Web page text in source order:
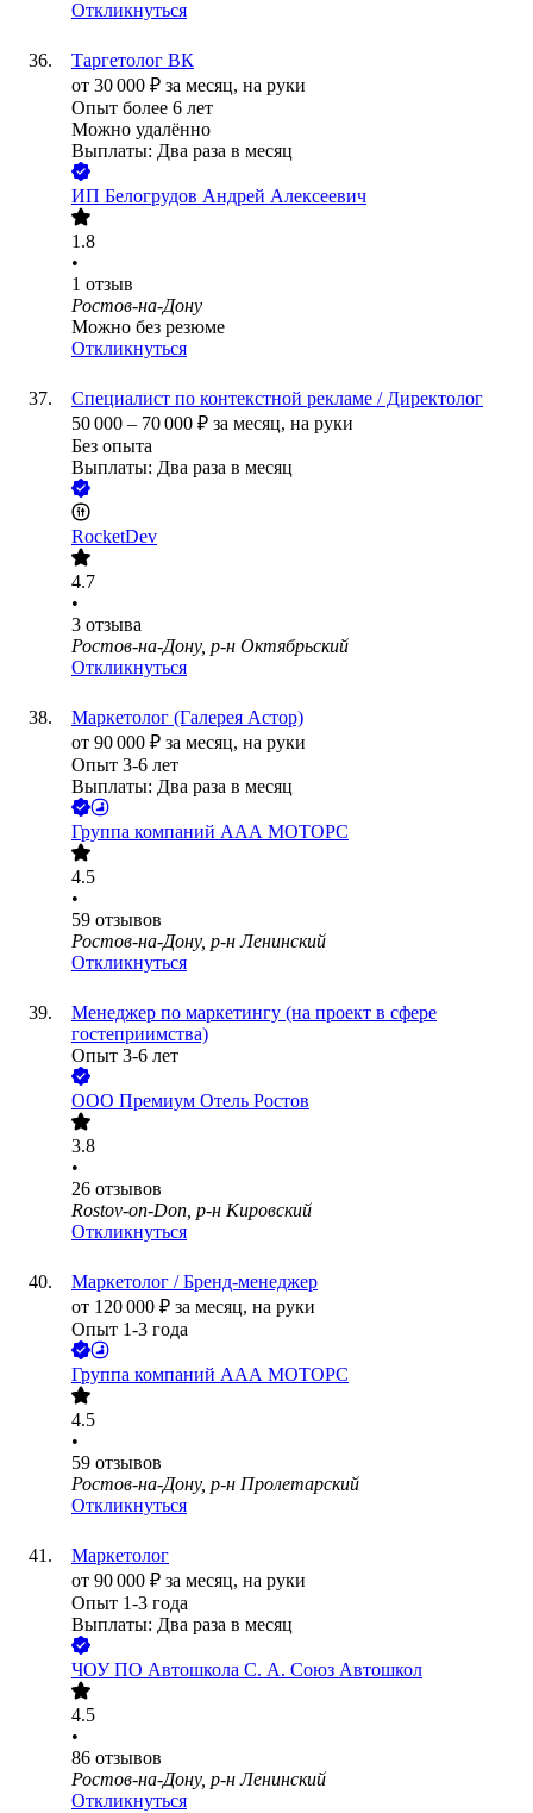
Откликнуться
Таргетолог ВК
от 30 000 ₽ за месяц, на руки
Опыт более 6 лет
Можно удалённо
Выплаты: Два раза в месяц
ИП Белогрудов Андрей Алексеевич
1.8
•
1 отзыв
Ростов-на-Дону
Можно без резюме
Откликнуться
Специалист по контекстной рекламе / Директолог
50 000 – 70 000 ₽ за месяц, на руки
Без опыта
Выплаты: Два раза в месяц
RocketDev
4.7
•
3 отзыва
Ростов-на-Дону, р-н Октябрьский
Откликнуться
Маркетолог (Галерея Астор)
от 90 000 ₽ за месяц, на руки
Опыт 3-6 лет
Выплаты: Два раза в месяц
Группа компаний ААА МОТОРС
4.5
•
59 отзывов
Ростов-на-Дону, р-н Ленинский
Откликнуться
Менеджер по маркетингу (на проект в сфере
гостеприимства)
Опыт 3-6 лет
ООО Премиум Отель Ростов
3.8
•
26 отзывов
Rostov-on-Don, р-н Кировский
Откликнуться
Маркетолог / Бренд-менеджер
от 120 000 ₽ за месяц, на руки
Опыт 1-3 года
Группа компаний ААА МОТОРС
4.5
•
59 отзывов
Ростов-на-Дону, р-н Пролетарский
Откликнуться
Маркетолог
от 90 000 ₽ за месяц, на руки
Опыт 1-3 года
Выплаты: Два раза в месяц
ЧОУ ПО Автошкола С. А. Союз Автошкол
4.5
•
86 отзывов
Ростов-на-Дону, р-н Ленинский
Откликнуться